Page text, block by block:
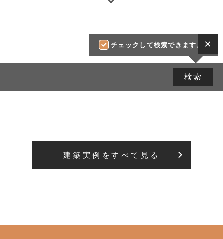
チェックして検索できます。
建築実例をすべて見る